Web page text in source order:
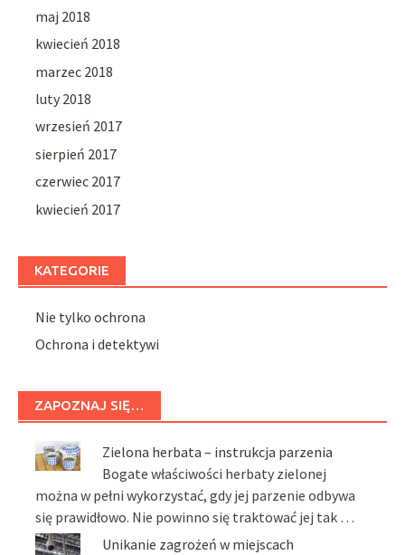
maj 2018
kwiecień 2018
marzec 2018
luty 2018
wrzesień 2017
sierpień 2017
czerwiec 2017
kwiecień 2017
KATEGORIE
Nie tylko ochrona
Ochrona i detektywi
ZAPOZNAJ SIĘ…
Zielona herbata – instrukcja parzenia
Bogate właściwości herbaty zielonej
można w pełni wykorzystać, gdy jej parzenie odbywa
się prawidłowo. Nie powinno się traktować jej tak …
Unikanie zagrożeń w miejscach